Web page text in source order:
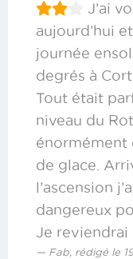
J’ai
aujourd’hui
journée
degrés à
Tout était
niveau du
énormément
de glace.
l’ascension
dangereux
Je reviendrai
Fab, rédigé le